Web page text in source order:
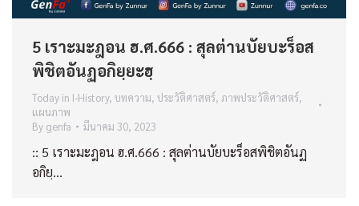
5 เราะมะฎอน ฮ.ศ.666 : สุลต่านบัยบะร็อส
พิชิตอันฏอกิยฺยะฮฺ
Today in I-History, บทความ, ประวัติศาสตร์, ภาพประวัติศาสตร์,
แผนภาพ
By genfa มีนาคม 30, 2023
:: 5 เราะมะฎอน ฮ.ศ.666 : สุลต่านบัยบะร็อสพิชิตอันฏ
อกิยฺ…